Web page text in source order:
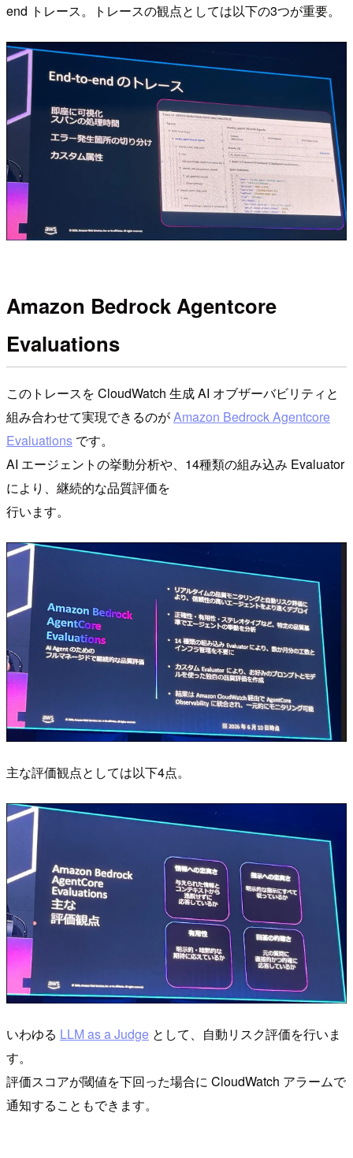
end トレース。トレースの観点としては以下の3つが重要。
Amazon Bedrock Agentcore
Evaluations
このトレースを CloudWatch 生成 AI オブザーバビリティと
組み合わせて実現できるのがAmazon Bedrock Agentcore
Evaluations です。
AI エージェントの挙動分析や、14種類の組み込み Evaluator
により、継続的な品質評価を
行います。
主な評価観点としては以下4点。
いわゆる LLM as a Judge として、自動リスク評価を行いま
す。
評価スコアが閾値を下回った場合に CloudWatch アラームで
通知することもできます。